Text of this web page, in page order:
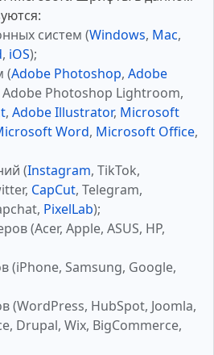
систем (Windows, Mac,
, iOS);
(Adobe Photoshop, Adobe
Adobe Photoshop Lightroom,
, Adobe Illustrator, Microsoft
Word, Microsoft Office,
(Instagram, TikTok,
CapCut, Telegram,
PixelLab);
(Acer, Apple, ASUS, HP,
(iPhone, Samsung, Google,
(WordPress, HubSpot, Joomla,
Drupal, Wix, BigCommerce,